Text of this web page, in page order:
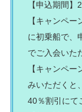
【申込期間
【キャンペ
に初乗船で、
でご入会いた
【キャンペ
みいただくと
40％割引にて